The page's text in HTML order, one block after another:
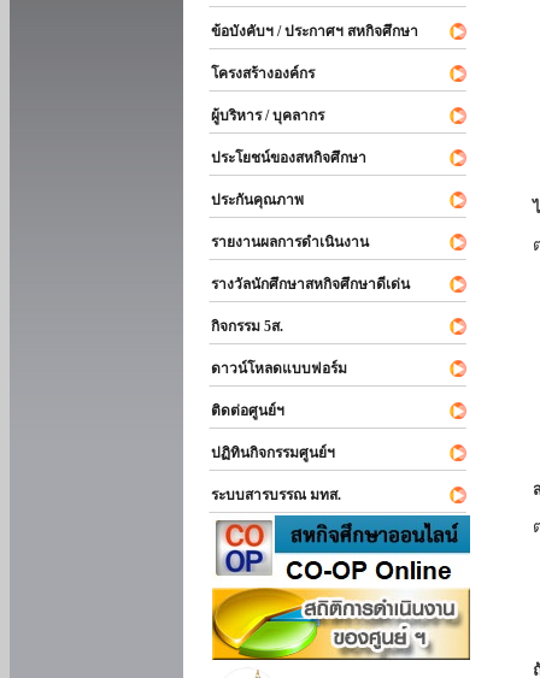
ข้อบังคับฯ / ประกาศฯ สหกิจศึกษา
โครงสร้างองค์กร
ผู้บริหาร / บุคลากร
ประโยชน์ของสหกิจศึกษา
ประกันคุณภาพ
รายงานผลการดำเนินงาน
รางวัลนักศึกษาสหกิจศึกษาดีเด่น
กิจกรรม 5ส.
ดาวน์โหลดแบบฟอร์ม
ติดต่อศูนย์ฯ
ปฏิทินกิจกรรมศูนย์ฯ
ระบบสารบรรณ มทส.